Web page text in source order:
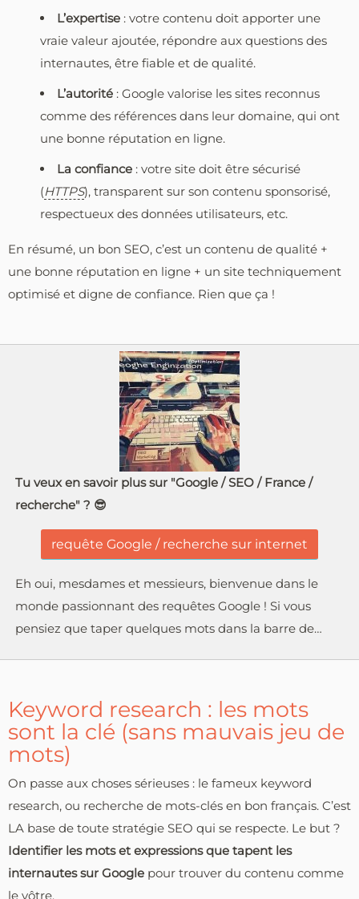
L’expertise : votre contenu doit apporter une
vraie valeur ajoutée, répondre aux questions des
internautes, être fiable et de qualité.
L’autorité : Google valorise les sites reconnus
comme des références dans leur domaine, qui ont
une bonne réputation en ligne.
La confiance : votre site doit être sécurisé
(HTTPS), transparent sur son contenu sponsorisé,
respectueux des données utilisateurs, etc.
En résumé, un bon SEO, c’est un contenu de qualité +
une bonne réputation en ligne + un site techniquement
optimisé et digne de confiance. Rien que ça !
Tu veux en savoir plus sur "Google / SEO / France /
recherche" ? 😎
requête Google / recherche sur internet
Eh oui, mesdames et messieurs, bienvenue dans le
monde passionnant des requêtes Google ! Si vous
pensiez que taper quelques mots dans la barre de…
Keyword research : les mots
sont la clé (sans mauvais jeu de
mots)
On passe aux choses sérieuses : le fameux keyword
research, ou recherche de mots-clés en bon français. C’est
LA base de toute stratégie SEO qui se respecte. Le but ?
Identifier les mots et expressions que tapent les
internautes sur Google pour trouver du contenu comme
le vôtre.